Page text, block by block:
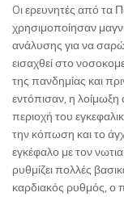
Oι ερευνητές από τα
χρησιμοποίησαν
ανάλυσης για να
εισαχθεί στο
της πανδημίας και
εντόπισαν, η
περιοχή του
την κόπωση και το
εγκέφαλο με τον
ρυθμίζει πολλές
καρδιακός ρυθμός, ο